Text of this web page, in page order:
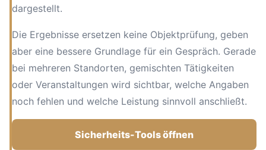
dargestellt.
Die Ergebnisse ersetzen keine Objektprüfung, geben
aber eine bessere Grundlage für ein Gespräch. Gerade
bei mehreren Standorten, gemischten Tätigkeiten
oder Veranstaltungen wird sichtbar, welche Angaben
noch fehlen und welche Leistung sinnvoll anschließt.
Sicherheits-Tools öffnen